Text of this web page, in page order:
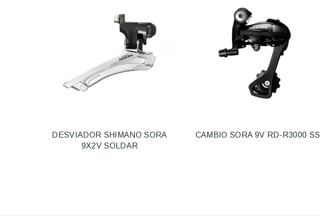
DESVIADOR SHIMANO SORA
9X2V SOLDAR
CAMBIO SORA 9V RD-R3000 SS